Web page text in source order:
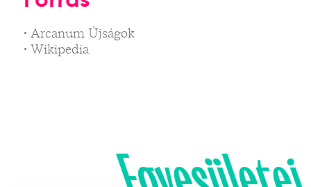
• Arcanum Újságok
• Wikipedia